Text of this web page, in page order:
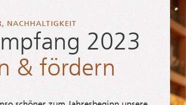
2023
& fördern
, NACHHALTIGKEIT